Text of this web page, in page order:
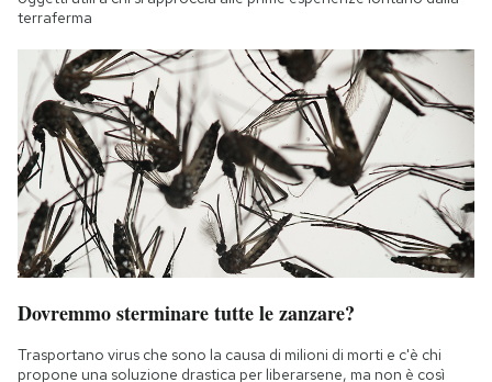
terraferma
Dovremmo sterminare tutte le zanzare?
Trasportano virus che sono la causa di milioni di morti e c'è chi
propone una soluzione drastica per liberarsene, ma non è così